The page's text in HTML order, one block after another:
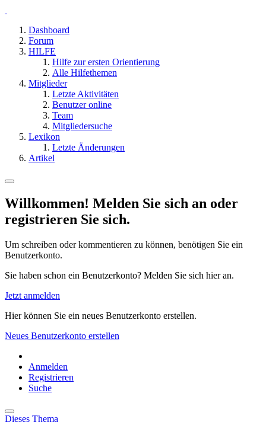
Dashboard
Forum
HILFE
Hilfe zur ersten Orientierung
Alle Hilfethemen
Mitglieder
Letzte Aktivitäten
Benutzer online
Team
Mitgliedersuche
Lexikon
Letzte Änderungen
Artikel
Willkommen! Melden Sie sich an oder
registrieren Sie sich.
Um schreiben oder kommentieren zu können, benötigen Sie ein
Benutzerkonto.
Sie haben schon ein Benutzerkonto? Melden Sie sich hier an.
Jetzt anmelden
Hier können Sie ein neues Benutzerkonto erstellen.
Neues Benutzerkonto erstellen
Anmelden
Registrieren
Suche
Dieses Thema